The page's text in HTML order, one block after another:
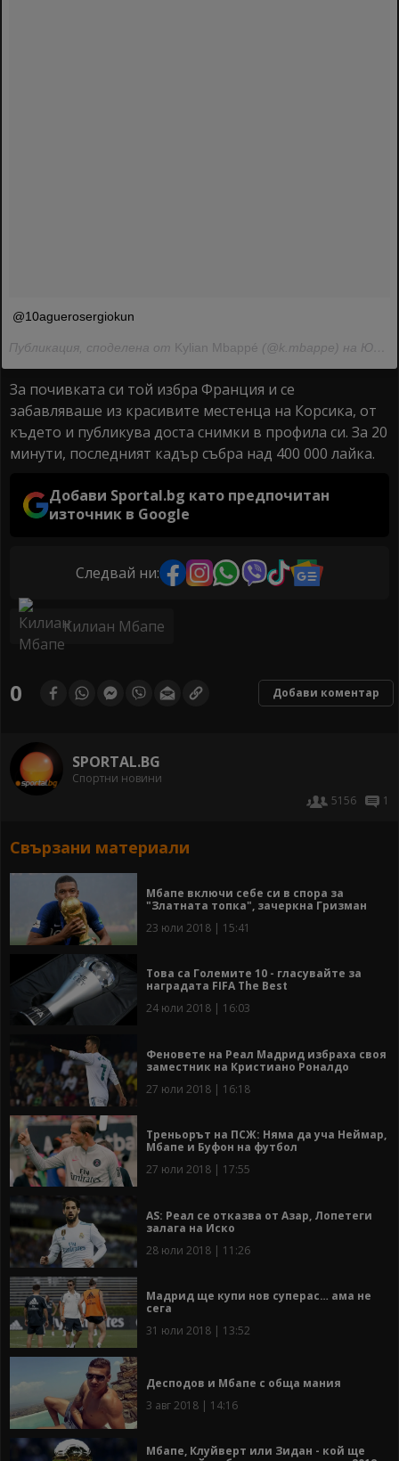
@10aguerosergiokun
Публикация, споделена от Kylian Mbappé (@k.mbappe) на Юли 26, 2018 в 11:13 PDT
За почивката си той избра Франция и се
забавляваше из красивите местенца на Корсика, от
където и публикува доста снимки в профила си. За 20
минути, последният кадър събра над 400 000 лайка.
Добави Sportal.bg като предпочитан
източник в Google
Следвай ни:
Килиан Мбапе
0 Добави коментар
SPORTAL.BG
Спортни новини
5156
1
Свързани материали
Мбапе включи себе си в спора за
"Златната топка", зачеркна Гризман
23 юли 2018 | 15:41
Това са Големите 10 - гласувайте за
наградата FIFA The Best
24 юли 2018 | 16:03
Феновете на Реал Мадрид избраха своя
заместник на Кристиано Роналдо
27 юли 2018 | 16:18
Треньорът на ПСЖ: Няма да уча Неймар,
Мбапе и Буфон на футбол
27 юли 2018 | 17:55
AS: Реал се отказва от Азар, Лопетеги
залага на Иско
28 юли 2018 | 11:26
Мадрид ще купи нов суперас… ама не
сега
31 юли 2018 | 13:52
Десподов и Мбапе с обща мания
3 авг 2018 | 14:16
Мбапе, Клуйверт или Зидан - кой ще